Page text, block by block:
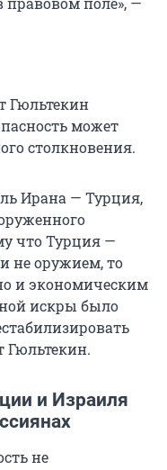
Гюльтекин
может
столкновения.
Ирана — Турция,
что Турция —
не оружием, то
и экономическим
искры было
Гюльтекин.
и Израиля
не